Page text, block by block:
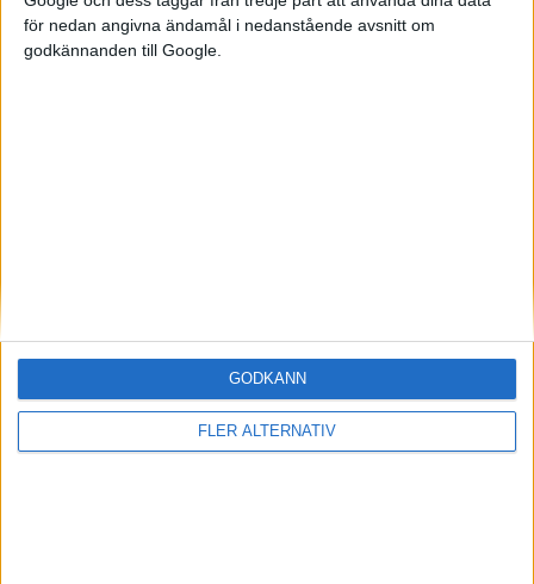
för nedan angivna ändamål i nedanstående avsnitt om
godkännanden till Google.
FLER ALTERNATIV
GODKÄNN
EU-plan: V2G-krav ska göra elbilar till del av energisystemet
6 aug 2026
Säljstart för instegsversionen av ID. Polo
6 aug 2026
Nu även Byd – då vill jätten tillverka solid state-batterier
Prenumerera